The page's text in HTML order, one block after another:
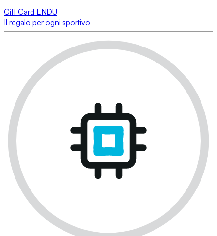
Gift Card ENDU
Il regalo per ogni sportivo